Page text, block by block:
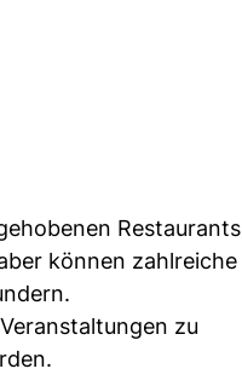
Restaurants
können zahlreiche
zu